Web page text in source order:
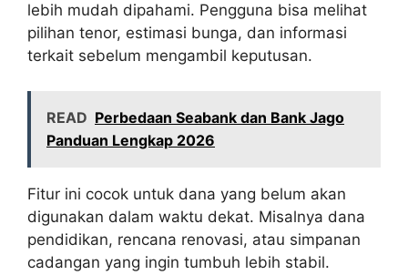
lebih mudah dipahami. Pengguna bisa melihat
pilihan tenor, estimasi bunga, dan informasi
terkait sebelum mengambil keputusan.
READ Perbedaan Seabank dan Bank Jago
Panduan Lengkap 2026
Fitur ini cocok untuk dana yang belum akan
digunakan dalam waktu dekat. Misalnya dana
pendidikan, rencana renovasi, atau simpanan
cadangan yang ingin tumbuh lebih stabil.